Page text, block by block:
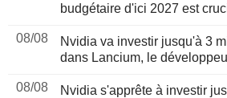
budgétaire d'ici 2027 est
08/08
Nvidia va investir jusqu'à 3
dans Lancium, le
08/08
Nvidia s'apprête à investir